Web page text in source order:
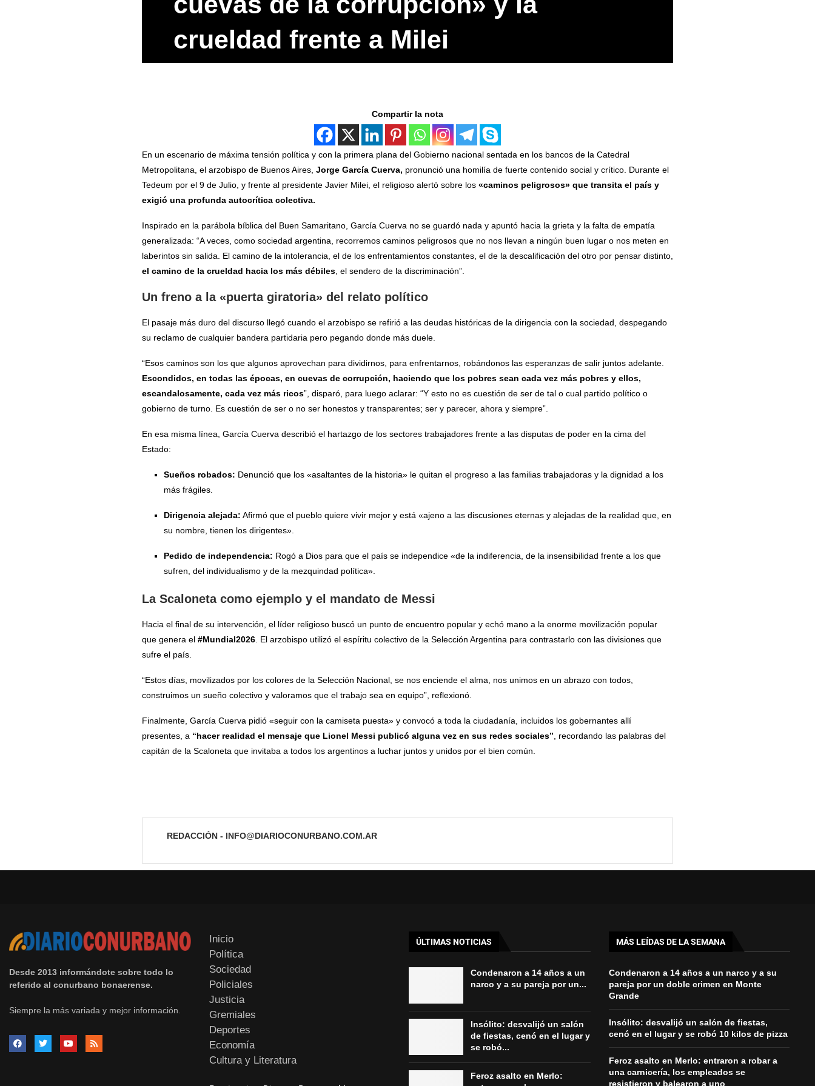
crueldad frente a Milei
Compartir la nota
En un escenario de máxima tensión política y con la primera plana del Gobierno nacional sentada en los bancos de la Catedral
Metropolitana, el arzobispo de Buenos Aires, Jorge García Cuerva, pronunció una homilía de fuerte contenido social y crítico. Durante el
Tedeum por el 9 de Julio, y frente al presidente Javier Milei, el religioso alertó sobre los«caminos peligrosos» que transita el país y
exigió una profunda autocrítica colectiva.
Inspirado en la parábola bíblica del Buen Samaritano, García Cuerva no se guardó nada y apuntó hacia la grieta y la falta de empatía
generalizada: “A veces, como sociedad argentina, recorremos caminos peligrosos que no nos llevan a ningún buen lugar o nos meten en
laberintos sin salida. El camino de la intolerancia, el de los enfrentamientos constantes, el de la descalificación del otro por pensar distinto,
el camino de la crueldad hacia los más débiles, el sendero de la discriminación”.
Un freno a la «puerta giratoria» del relato político
El pasaje más duro del discurso llegó cuando el arzobispo se refirió a las deudas históricas de la dirigencia con la sociedad, despegando
su reclamo de cualquier bandera partidaria pero pegando donde más duele.
“Esos caminos son los que algunos aprovechan para dividirnos, para enfrentarnos, robándonos las esperanzas de salir juntos adelante.
Escondidos, en todas las épocas, en cuevas de corrupción, haciendo que los pobres sean cada vez más pobres y ellos,
escandalosamente, cada vez más ricos”, disparó, para luego aclarar: “Y esto no es cuestión de ser de tal o cual partido político o
gobierno de turno. Es cuestión de ser o no ser honestos y transparentes; ser y parecer, ahora y siempre”.
En esa misma línea, García Cuerva describió el hartazgo de los sectores trabajadores frente a las disputas de poder en la cima del
Estado:
Sueños robados: Denunció que los «asaltantes de la historia» le quitan el progreso a las familias trabajadoras y la dignidad a los
más frágiles.
Dirigencia alejada: Afirmó que el pueblo quiere vivir mejor y está «ajeno a las discusiones eternas y alejadas de la realidad que, en
su nombre, tienen los dirigentes».
Pedido de independencia: Rogó a Dios para que el país se independice «de la indiferencia, de la insensibilidad frente a los que
sufren, del individualismo y de la mezquindad política».
La Scaloneta como ejemplo y el mandato de Messi
Hacia el final de su intervención, el líder religioso buscó un punto de encuentro popular y echó mano a la enorme movilización popular
que genera el #Mundial2026. El arzobispo utilizó el espíritu colectivo de la Selección Argentina para contrastarlo con las divisiones que
sufre el país.
“Estos días, movilizados por los colores de la Selección Nacional, se nos enciende el alma, nos unimos en un abrazo con todos,
construimos un sueño colectivo y valoramos que el trabajo sea en equipo”, reflexionó.
Finalmente, García Cuerva pidió «seguir con la camiseta puesta» y convocó a toda la ciudadanía, incluidos los gobernantes allí
presentes, a “hacer realidad el mensaje que Lionel Messi publicó alguna vez en sus redes sociales”, recordando las palabras del
capitán de la Scaloneta que invitaba a todos los argentinos a luchar juntos y unidos por el bien común.
REDACCIÓN - INFO@DIARIOCONURBANO.COM.AR
Desde 2013 informándote sobre todo lo
referido al conurbano bonaerense.
Siempre la más variada y mejor información.
Inicio
Política
Sociedad
Policiales
Justicia
Gremiales
Deportes
Economía
Cultura y Literatura
ÚLTIMAS NOTICIAS
Condenaron a 14 años a un
narco y a su pareja por un...
Insólito: desvalijó un salón
de fiestas, cenó en el lugar y
se robó...
Feroz asalto en Merlo:
MÁS LEÍDAS DE LA SEMANA
Condenaron a 14 años a un narco y a su
pareja por un doble crimen en Monte
Grande
Insólito: desvalijó un salón de fiestas,
cenó en el lugar y se robó 10 kilos de pizza
Feroz asalto en Merlo: entraron a robar a
una carnicería, los empleados se
resistieron y balearon a uno